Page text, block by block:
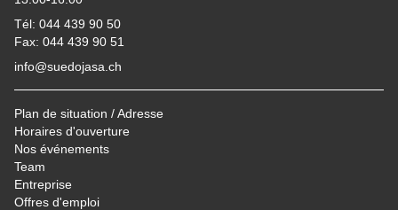
Tél: 044 439 90 50
Fax: 044 439 90 51
info@suedojasa.ch
Plan de situation / Adresse
Horaires d'ouverture
Nos événements
Team
Entreprise
Offres d'emploi